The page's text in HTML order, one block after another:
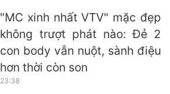
"MC xinh nhất VTV" mặc đẹp
không trượt phát nào: Đẻ 2
con body vẫn nuột, sành điệu
hơn thời còn son
23:38